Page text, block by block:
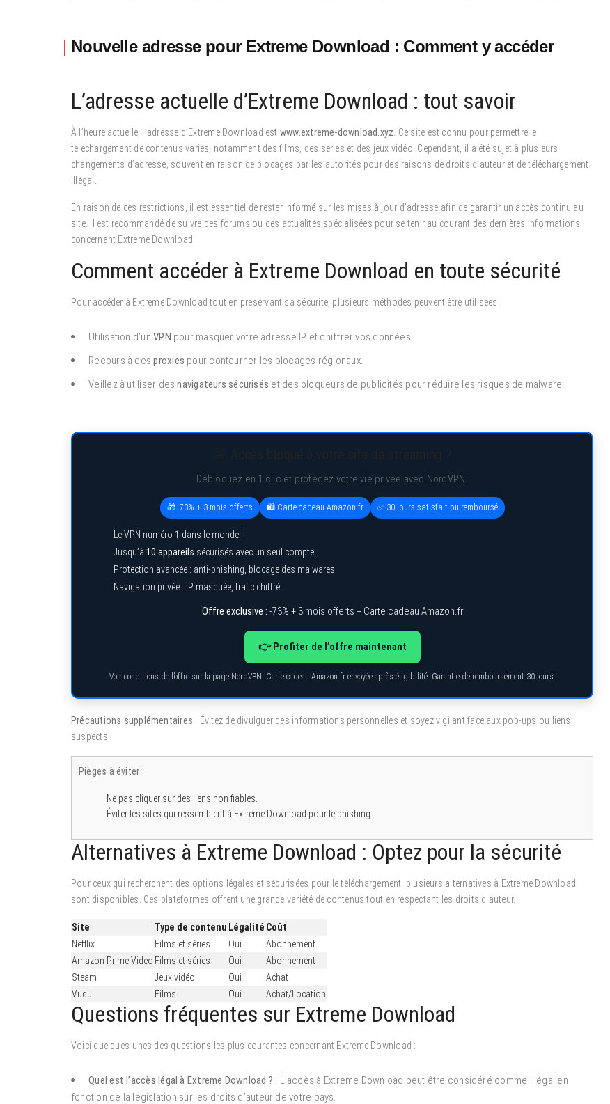
Nouvelle adresse pour Extreme Download : Comment y accéder
L’adresse actuelle d’Extreme Download : tout savoir
À l’heure actuelle, l’adresse d’Extreme Download est www.extreme-download.xyz . Ce site est connu pour permettre le
téléchargement de contenus variés, notamment des films, des séries et des jeux vidéo. Cependant, il a été sujet à plusieurs
changements d’adresse, souvent en raison de blocages par les autorités pour des raisons de droits d’auteur et de téléchargement
illégal.
En raison de ces restrictions, il est essentiel de rester informé sur les mises à jour d’adresse afin de garantir un accès continu au
site. Il est recommandé de suivre des forums ou des actualités spécialisées pour se tenir au courant des dernières informations
concernant Extreme Download.
Comment accéder à Extreme Download en toute sécurité
Pour accéder à Extreme Download tout en préservant sa sécurité, plusieurs méthodes peuvent être utilisées :
Utilisation d’unVPN pour masquer votre adresse IP et chiffrer vos données.
Recours à desproxies pour contourner les blocages régionaux.
Veillez à utiliser desnavigateurs sécurisés et des bloqueurs de publicités pour réduire les risques de malware.
Débloquez en 1 clic et protégez votre vie privée avec NordVPN.
🎁 -73% + 3 mois offerts 🛍️ Carte cadeau Amazon.fr ✅ 30 jours satisfait ou remboursé
Le VPN numéro 1 dans le monde !
Jusqu’à 10 appareils sécurisés avec un seul compte
Protection avancée : anti-phishing, blocage des malwares
Navigation privée : IP masquée, trafic chiffré
Offre exclusive : -73% + 3 mois offerts + Carte cadeau Amazon.fr
👉 Profiter de l’offre maintenant
Voir conditions de l’offre sur la page NordVPN. Carte cadeau Amazon.fr envoyée après éligibilité. Garantie de remboursement 30 jours.
Précautions supplémentaires : Évitez de divulguer des informations personnelles et soyez vigilant face aux pop-ups ou liens
suspects.
Pièges à éviter :
Ne pas cliquer sur des liens non fiables.
Éviter les sites qui ressemblent à Extreme Download pour le phishing.
Alternatives à Extreme Download : Optez pour la sécurité
Pour ceux qui recherchent des options légales et sécurisées pour le téléchargement, plusieurs alternatives à Extreme Download
sont disponibles. Ces plateformes offrent une grande variété de contenus tout en respectant les droits d’auteur.
Site Type de contenu Légalité Coût
Netflix
Films et séries Oui
Abonnement
Amazon Prime Video Films et séries Oui
Abonnement
Steam
Jeux vidéo Oui
Achat
Vudu
Films Oui Achat/Location
Questions fréquentes sur Extreme Download
Voici quelques-unes des questions les plus courantes concernant Extreme Download :
Quel est l’accès légal à Extreme Download ? : L’accès à Extreme Download peut être considéré comme illégal en
fonction de la législation sur les droits d’auteur de votre pays.